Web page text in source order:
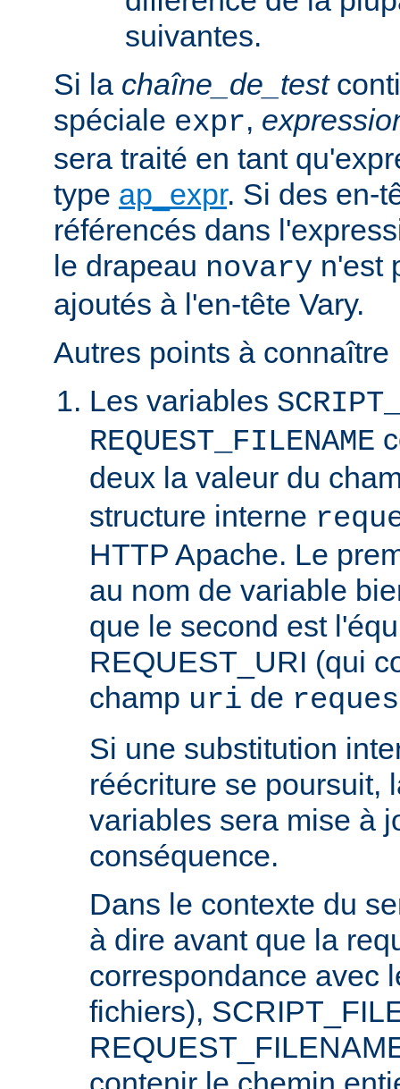
suivantes.
Si la chaîne_de_test
spéciale expr,
sera traité en tant
type ap_expr. Si des en-
référencés dans
le drapeau novary n'est
ajoutés à l'en-tête Vary.
Autres points à connaître
Les variables
REQUEST_FILENAME
deux la valeur du
structure interne
HTTP Apache. Le
au nom de variable
que le second est
REQUEST_URI (qui
champ uri de
Si une substitution
réécriture se poursuit,
variables sera mise à
conséquence.
Dans le contexte du
à dire avant que la
correspondance avec
fichiers),